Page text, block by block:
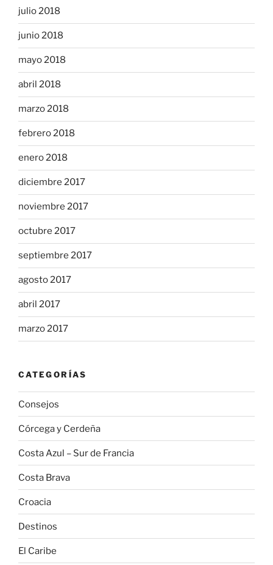
julio 2018
junio 2018
mayo 2018
abril 2018
marzo 2018
febrero 2018
enero 2018
diciembre 2017
noviembre 2017
octubre 2017
septiembre 2017
agosto 2017
abril 2017
marzo 2017
CATEGORÍAS
Consejos
Córcega y Cerdeña
Costa Azul – Sur de Francia
Costa Brava
Croacia
Destinos
El Caribe